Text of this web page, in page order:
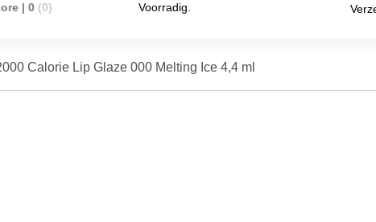
| 0 (0) Voorradig.
Calorie Lip Glaze 000 Melting Ice 4,4 ml